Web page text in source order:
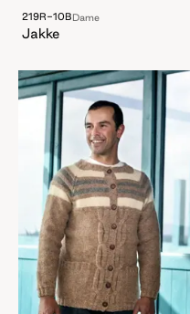
219R-10BDame
Jakke